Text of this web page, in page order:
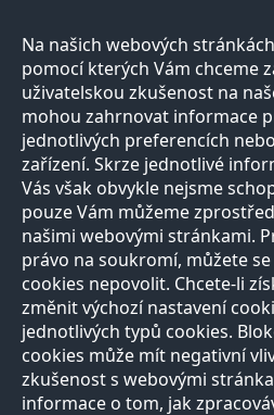
Na našich webových
pomocí kterých Vám chceme
uživatelskou zkušenost na
mohou zahrnovat informace
jednotlivých preferencích
zařízení. Skrze jednotlivé
Vás však obvykle nejsme
pouze Vám můžeme
našimi webovými stránkami.
právo na soukromí, můžete
cookies nepovolit. Chcete-li
změnit výchozí nastavení
jednotlivých typů cookies.
cookies může mít negativní
zkušenost s webovými
informace o tom, jak